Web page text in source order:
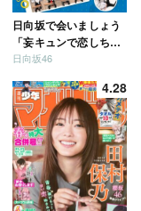
日向坂で会いましょう
「妄キュンで恋しちゃ
いましょう」「どっち
う」「ご褒美でロケし
ましょう」「フレンド
リーになりましょう」
「笑って卒業を祝いま
しょう」 [Blu-ray]
日向坂46
4.28